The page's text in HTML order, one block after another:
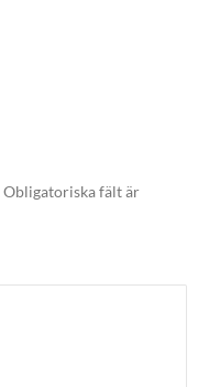
Obligatoriska fält är